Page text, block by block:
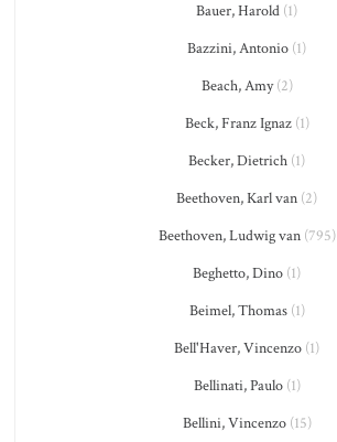
Bauer, Harold (1)
Bazzini, Antonio (1)
Beach, Amy(2)
Beck, Franz Ignaz(1)
Becker, Dietrich (1)
Beethoven, Karl van (2)
Beethoven, Ludwig van(795)
Beghetto, Dino (1)
Beimel, Thomas(1)
Bell'Haver, Vincenzo (1)
Bellinati, Paulo(1)
Bellini, Vincenzo(15)